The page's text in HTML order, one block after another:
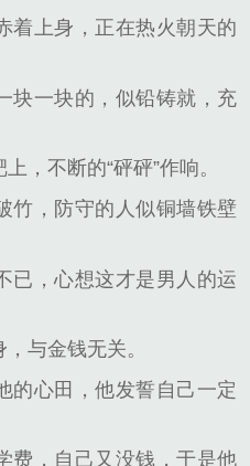
着上身，正在热火朝天的
块一块的，似铅铸就，充
，不断的“砰砰”作响。
竹，防守的人似铜墙铁壁
已，心想这才是男人的运
与金钱无关。
的心田，他发誓自己一定
费，自己又没钱，于是他